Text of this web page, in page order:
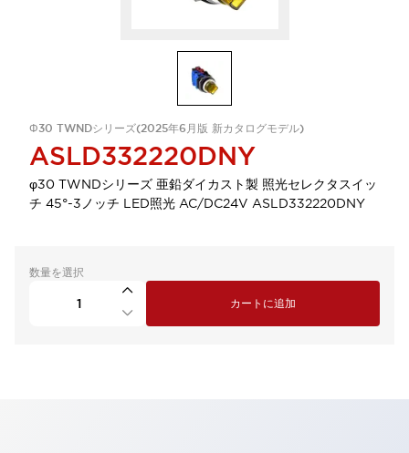
Φ30 TWNDシリーズ(2025年6月版 新カタログモデル)
ASLD332220DNY
φ30 TWNDシリーズ 亜鉛ダイカスト製 照光セレクタスイッ
チ 45°-3ノッチ LED照光 AC/DC24V ASLD332220DNY
数量を選択
カートに追加